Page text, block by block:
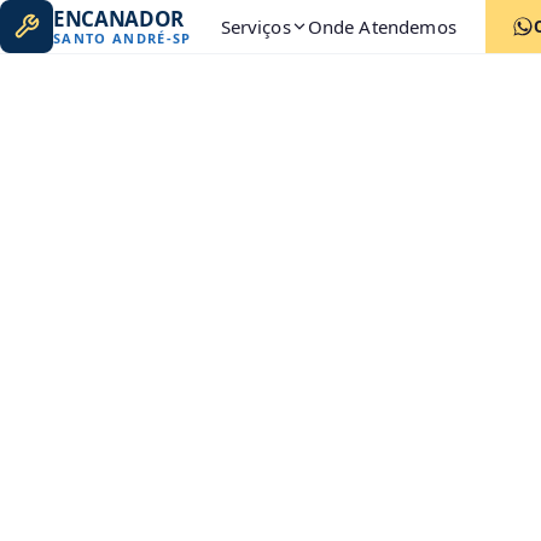
ENCANADOR
SANTO ANDRÉ-SP Serviços Onde Atendemos